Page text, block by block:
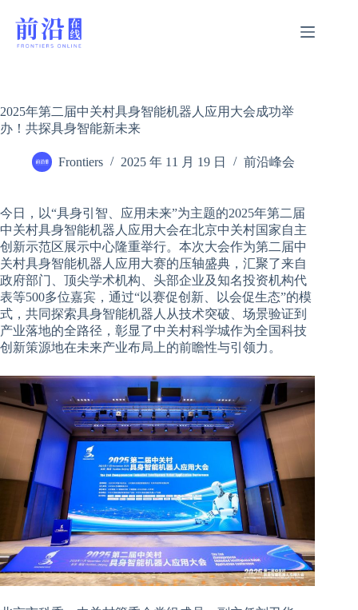
2025年第二届中关村具身智能机器人应用大会成功举
办！共探具身智能新未来
Frontiers 2025 年 11 月 19 日 前沿峰会
今日，以“具身引智、应用未来”为主题的2025年第二届
中关村具身智能机器人应用大会在北京中关村国家自主
创新示范区展示中心隆重举行。本次大会作为第二届中
关村具身智能机器人应用大赛的压轴盛典，汇聚了来自
政府部门、顶尖学术机构、头部企业及知名投资机构代
表等500多位嘉宾，通过“以赛促创新、以会促生态”的模
式，共同探索具身智能机器人从技术突破、场景验证到
产业落地的全路径，彰显了中关村科学城作为全国科技
创新策源地在未来产业布局上的前瞻性与引领力。